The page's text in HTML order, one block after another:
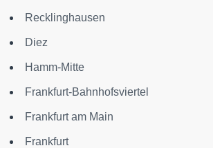
Recklinghausen
Diez
Hamm-Mitte
Frankfurt-Bahnhofsviertel
Frankfurt am Main
Frankfurt